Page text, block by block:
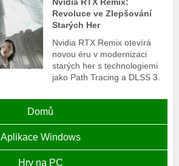
Revoluce ve Zlepšování
Starých Her
Nvidia RTX Remix otevírá
novou éru v modernizaci
starých her s technologiemi
jako Path Tracing a DLSS 3.
Domů
Aplikace Windows
Hry na PC